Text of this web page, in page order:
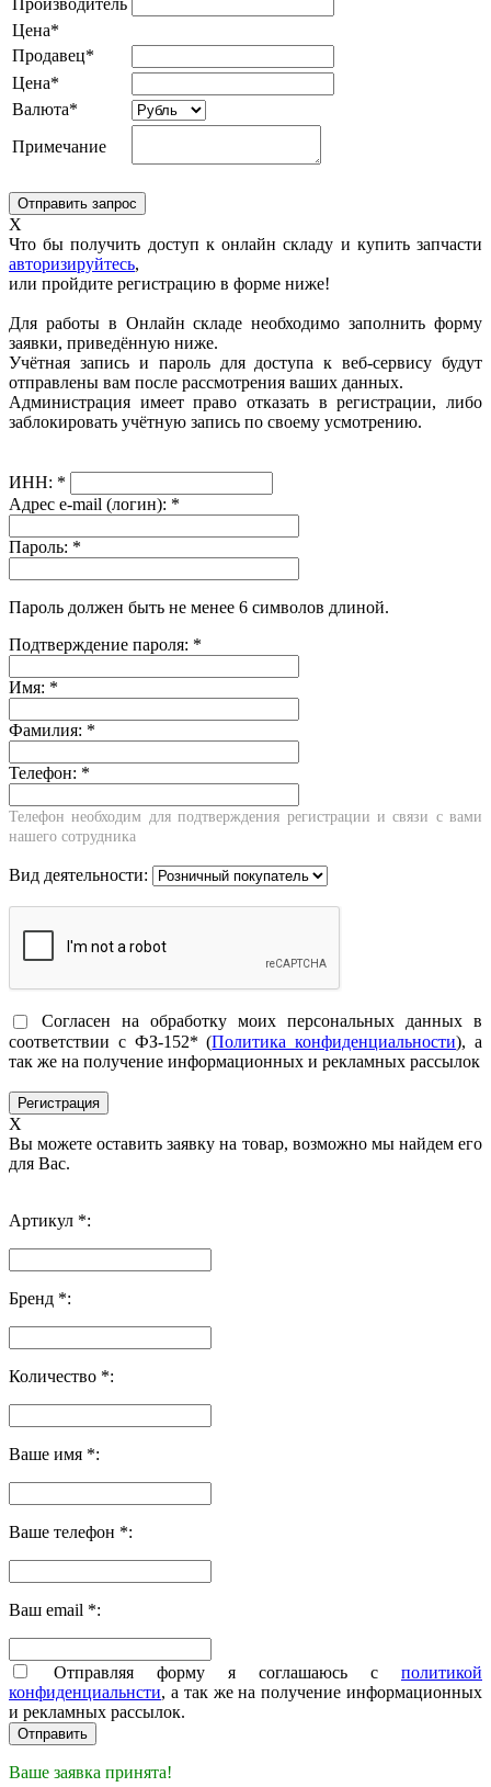
Производитель
Цена*
Продавец*
Цена*
Валюта*
Примечание
X
Что бы получить доступ к онлайн складу и купить запчасти
авторизируйтесь,
или пройдите регистрацию в форме ниже!
Для работы в Онлайн складе необходимо заполнить форму
заявки, приведённую ниже.
Учётная запись и пароль для доступа к веб-сервису будут
отправлены вам после рассмотрения ваших данных.
Администрация имеет право отказать в регистрации, либо
заблокировать учётную запись по своему усмотрению.
ИНН: *
Адрес e-mail (логин): *
Пароль: *
Пароль должен быть не менее 6 символов длиной.
Подтверждение пароля: *
Имя: *
Фамилия: *
Телефон: *
Телефон необходим для подтверждения регистрации и связи с вами
нашего сотрудника
Вид деятельности:
Согласен на обработку моих персональных данных в
соответствии с ФЗ-152* (Политика конфиденциальности), а
так же на получение информационных и рекламных рассылок
X
Вы можете оставить заявку на товар, возможно мы найдем его
для Вас.
Артикул *:
Бренд *:
Количество *:
Ваше имя *:
Ваше телефон *:
Ваш email *:
Отправляя форму я соглашаюсь с политикой
конфиденциальнсти, а так же на получение информационных
и рекламных рассылок.
Ваше заявка принята!